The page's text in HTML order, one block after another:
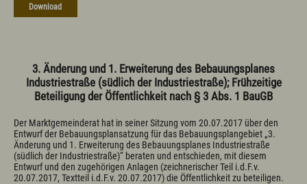
Download
3. Änderung und 1. Erweiterung des Bebauungsplanes
Industriestraße (südlich der Industriestraße); Frühzeitige
Beteiligung der Öffentlichkeit nach § 3 Abs. 1 BauGB
Der Marktgemeinderat hat in seiner Sitzung vom 20.07.2017 über den
Entwurf der Bebauungsplansatzung für das Bebauungsplangebiet „3.
Änderung und 1. Erweiterung des Bebauungsplanes Industriestraße
(südlich der Industriestraße)“ beraten und entschieden, mit diesem
Entwurf und den zugehörigen Anlagen (zeichnerischer Teil i.d.F.v.
20.07.2017, Textteil i.d.F.v. 20.07.2017) die Öffentlichkeit zu beteiligen.